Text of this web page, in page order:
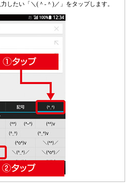
したい「＼(＾-＾)／」をタップします。